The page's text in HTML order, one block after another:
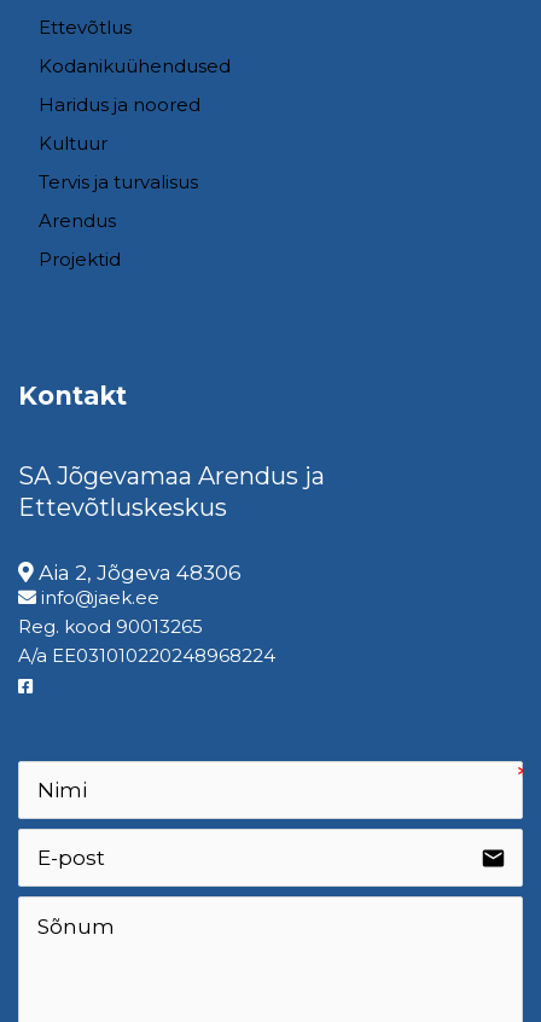
Ettevõtlus
Kodanikuühendused
Haridus ja noored
Kultuur
Tervis ja turvalisus
Arendus
Projektid
Kontakt
SA Jõgevamaa Arendus ja
Ettevõtluskeskus
Aia 2, Jõgeva 48306
info@jaek.ee
Reg. kood 90013265
A/a EE031010220248968224
email